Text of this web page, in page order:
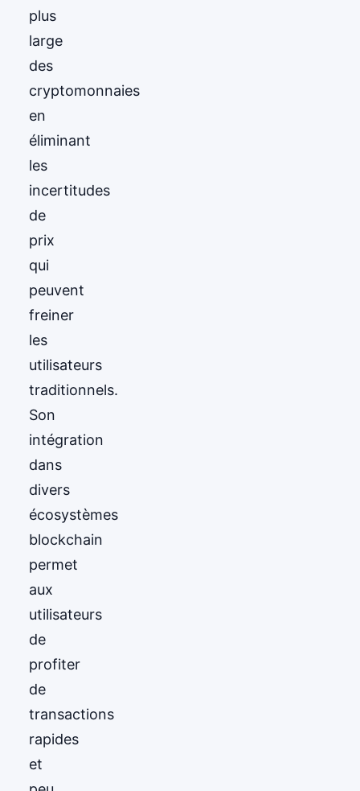
plus
large
des
cryptomonnaies
en
éliminant
les
incertitudes
de
prix
qui
peuvent
freiner
les
utilisateurs
traditionnels.
Son
intégration
dans
divers
écosystèmes
blockchain
permet
aux
utilisateurs
de
profiter
de
transactions
rapides
et